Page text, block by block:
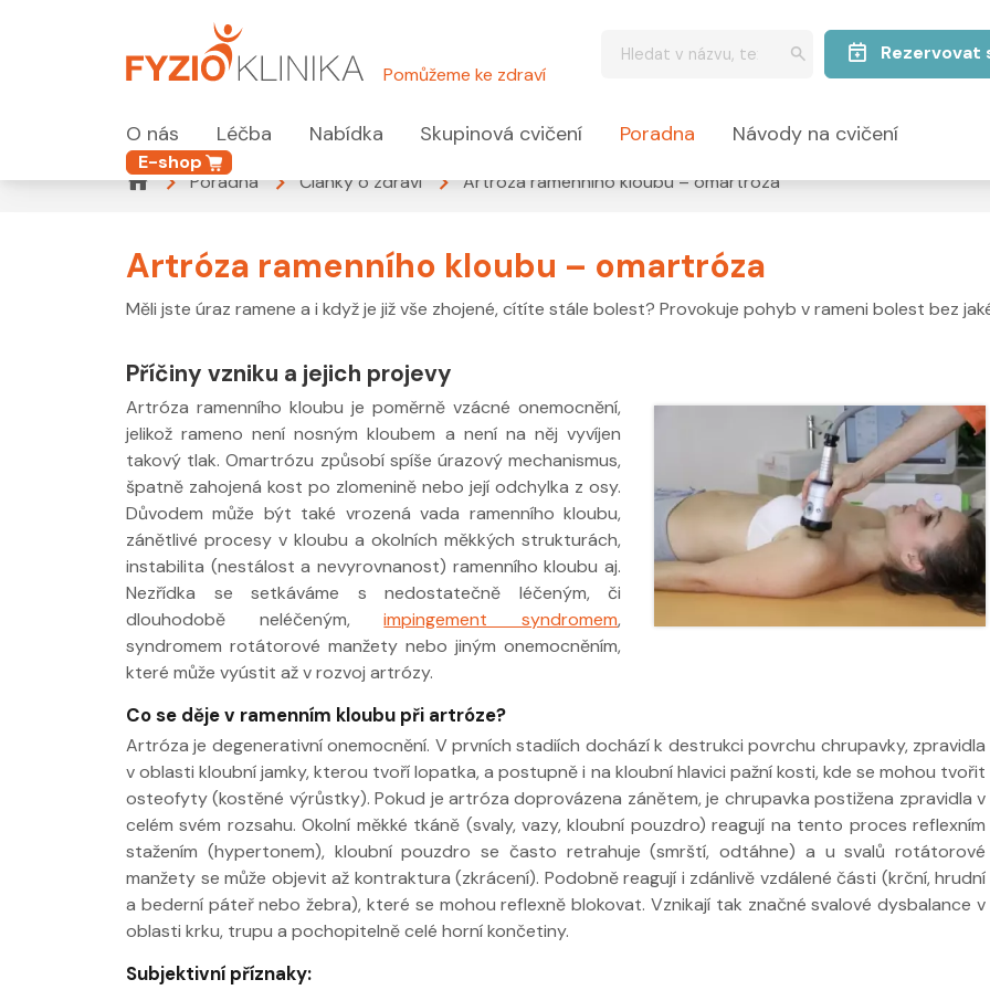
Pomůžeme ke zdraví
Rezervovat
O nás Léčba Nabídka Skupinová cvičení Poradna Návody na cvičení
E-shop
Poradna
Články o zdraví Artróza ramenního kloubu – omartróza
Artróza ramenního kloubu – omartróza
Měli jste úraz ramene a i když je již vše zhojené, cítíte stále bolest? Provokuje pohyb v rameni bolest bez
Příčiny vzniku a jejich projevy
Artróza ramenního kloubu je poměrně vzácné onemocnění,
jelikož rameno není nosným kloubem a není na něj vyvíjen
takový tlak. Omartrózu způsobí spíše úrazový mechanismus,
špatně zahojená kost po zlomenině nebo její odchylka z osy.
Důvodem může být také vrozená vada ramenního kloubu,
zánětlivé procesy v kloubu a okolních měkkých strukturách,
instabilita (nestálost a nevyrovnanost) ramenního kloubu aj.
Nezřídka se setkáváme s nedostatečně léčeným, či
dlouhodobě neléčeným,
impingement syndromem,
syndromem rotátorové manžety nebo jiným onemocněním,
které může vyústit až v rozvoj artrózy.
Co se děje v ramenním kloubu při artróze?
Artróza je degenerativní onemocnění. V prvních stadiích dochází k destrukci povrchu chrupavky, zpravidla
v oblasti kloubní jamky, kterou tvoří lopatka, a postupně i na kloubní hlavici pažní kosti, kde se mohou tvořit
osteofyty (kostěné výrůstky). Pokud je artróza doprovázena zánětem, je chrupavka postižena zpravidla v
celém svém rozsahu. Okolní měkké tkáně (svaly, vazy, kloubní pouzdro) reagují na tento proces reflexním
stažením (hypertonem), kloubní pouzdro se často retrahuje (smrští, odtáhne) a u svalů rotátorové
manžety se může objevit až kontraktura (zkrácení). Podobně reagují i zdánlivě vzdálené části (krční, hrudní
a bederní páteř nebo žebra), které se mohou reflexně blokovat. Vznikají tak značné svalové dysbalance v
oblasti krku, trupu a pochopitelně celé horní končetiny.
Subjektivní příznaky:
Nabídka léčby ve
FYZIOklinice
Nabídka léčby ve
FYZIOklinice
Nabídka masáží
Nabídka masáží
Nabídka masáží
Nabídka